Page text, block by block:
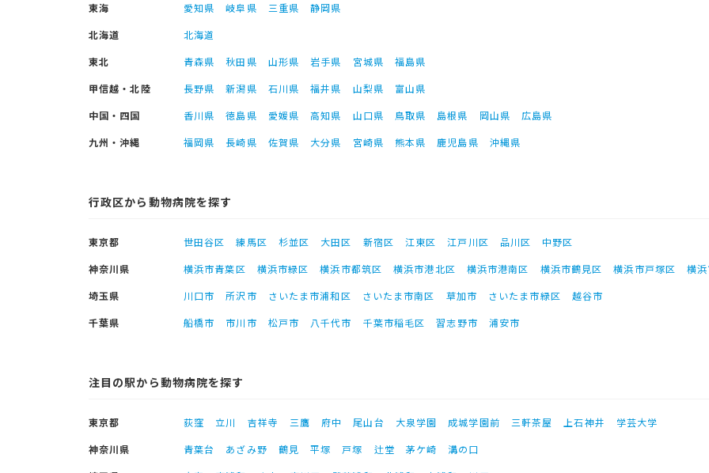
東海
愛知県 岐阜県 三重県
静岡県
北海道
北海道
東北
青森県 秋田県 山形県 岩手県 宮城県
福島県
甲信越・北陸
長野県 新潟県 石川県 福井県 山梨県
富山県
中国・四国
香川県 徳島県 愛媛県 高知県 山口県 鳥取県 島根県 岡山県
広島県
九州・沖縄
福岡県 長崎県 佐賀県 大分県 宮崎県 熊本県 鹿児島県 沖縄県
行政区から動物病院を探す
東京都 世田谷区 練馬区 杉並区 大田区 新宿区 江東区 江戸川区 品川区
中野区
神奈川県
横浜市青葉区 横浜市緑区 横浜市都筑区 横浜市港北区 横浜市港南区 横浜市鶴見区 横浜市戸塚区
横
埼玉県
川口市 所沢市 さいたま市浦和区 さいたま市南区 草加市 さいたま市緑区
越谷市
千葉県
船橋市 市川市 松戸市 八千代市 千葉市稲毛区 習志野市 浦安市
注目の駅から動物病院を探す
東京都 荻窪 立川 吉祥寺 三鷹 府中 尾山台 大泉学園 成城学園前 三軒茶屋 上石神井
学芸大学
神奈川県
青葉台 あざみ野 鶴見 平塚 戸塚 辻堂 茅ケ崎
溝の口